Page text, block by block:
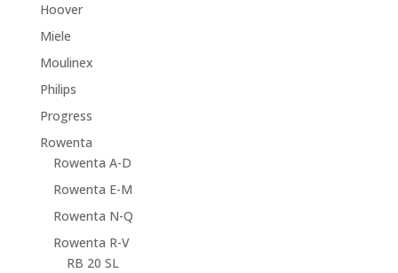
Hoover
Miele
Moulinex
Philips
Progress
Rowenta
Rowenta A-D
Rowenta E-M
Rowenta N-Q
Rowenta R-V
RB 20 SL